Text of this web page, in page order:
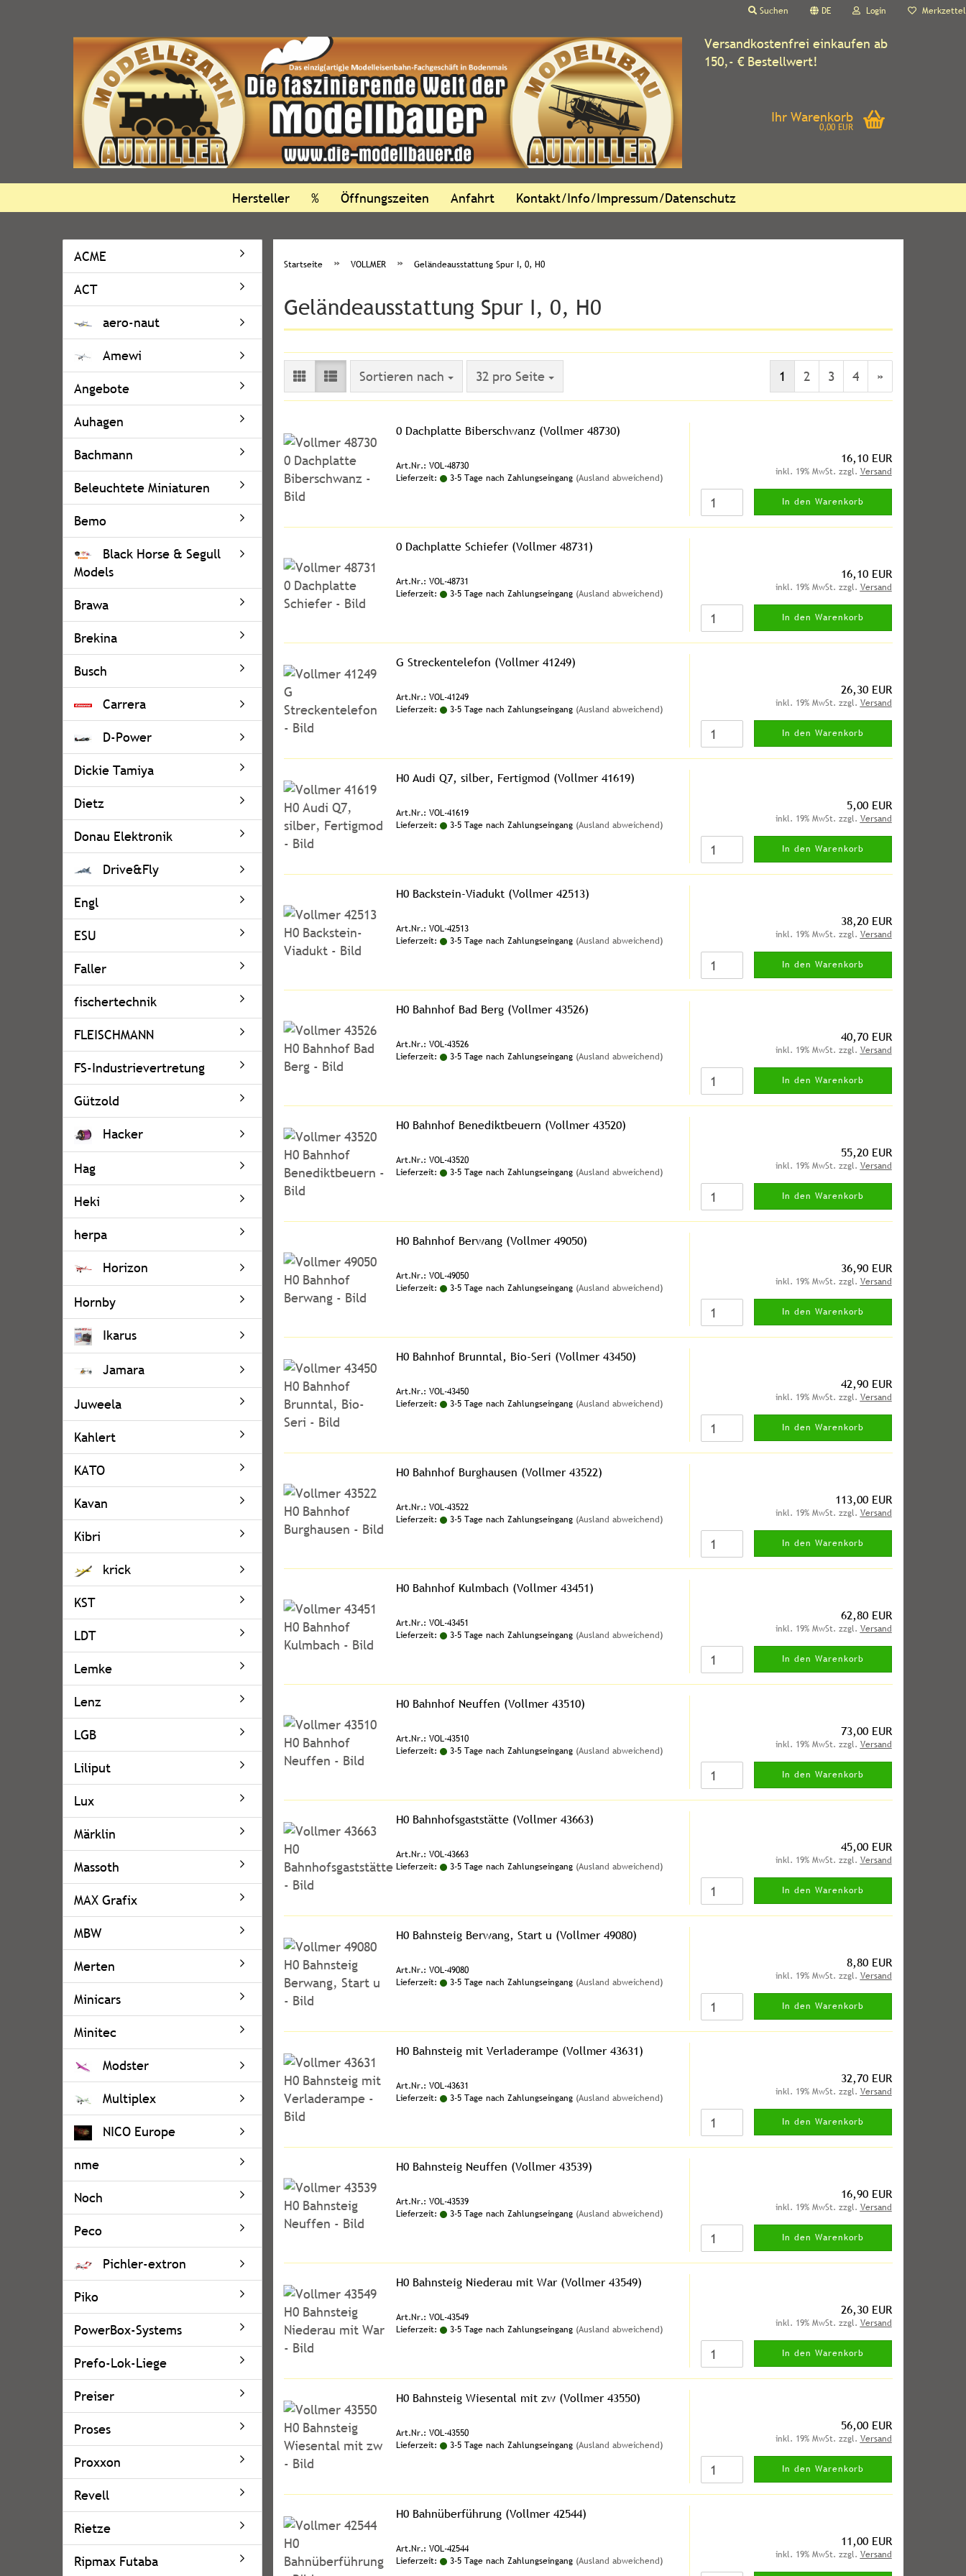
Suchen DE Login Merkzettel
Versandkostenfrei einkaufen ab
150,- € Bestellwert!
Ihr Warenkorb
0,00 EUR
Hersteller % Öffnungszeiten Anfahrt Kontakt/Info/Impressum/Datenschutz
Startseite » VOLLMER » Geländeausstattung Spur I, 0, H0
Geländeausstattung Spur I, 0, H0
Sortieren nach
Sortieren nach 32 pro Seite
pro Seite 1 2 3 4 »
0 Dachplatte Biberschwanz (Vollmer 48730)
Art.Nr.: VOL-48730
Lieferzeit:
3-5 Tage nach Zahlungseingang (Ausland abweichend)
16,10 EUR
inkl. 19% MwSt. zzgl. Versand
In den Warenkorb
0 Dachplatte Schiefer (Vollmer 48731)
Art.Nr.: VOL-48731
Lieferzeit:
3-5 Tage nach Zahlungseingang (Ausland abweichend)
16,10 EUR
inkl. 19% MwSt. zzgl. Versand
In den Warenkorb
G Streckentelefon (Vollmer 41249)
Art.Nr.: VOL-41249
Lieferzeit:
3-5 Tage nach Zahlungseingang (Ausland abweichend)
26,30 EUR
inkl. 19% MwSt. zzgl. Versand
In den Warenkorb
H0 Audi Q7, silber, Fertigmod (Vollmer 41619)
Art.Nr.: VOL-41619
Lieferzeit:
3-5 Tage nach Zahlungseingang (Ausland abweichend)
5,00 EUR
inkl. 19% MwSt. zzgl. Versand
In den Warenkorb
H0 Backstein-Viadukt (Vollmer 42513)
Art.Nr.: VOL-42513
Lieferzeit:
3-5 Tage nach Zahlungseingang (Ausland abweichend)
38,20 EUR
inkl. 19% MwSt. zzgl. Versand
In den Warenkorb
H0 Bahnhof Bad Berg (Vollmer 43526)
Art.Nr.: VOL-43526
Lieferzeit:
3-5 Tage nach Zahlungseingang (Ausland abweichend)
40,70 EUR
inkl. 19% MwSt. zzgl. Versand
In den Warenkorb
H0 Bahnhof Benediktbeuern (Vollmer 43520)
Art.Nr.: VOL-43520
Lieferzeit:
3-5 Tage nach Zahlungseingang (Ausland abweichend)
55,20 EUR
inkl. 19% MwSt. zzgl. Versand
In den Warenkorb
H0 Bahnhof Berwang (Vollmer 49050)
Art.Nr.: VOL-49050
Lieferzeit:
3-5 Tage nach Zahlungseingang (Ausland abweichend)
36,90 EUR
inkl. 19% MwSt. zzgl. Versand
In den Warenkorb
H0 Bahnhof Brunntal, Bio-Seri (Vollmer 43450)
Art.Nr.: VOL-43450
Lieferzeit:
3-5 Tage nach Zahlungseingang (Ausland abweichend)
42,90 EUR
inkl. 19% MwSt. zzgl. Versand
In den Warenkorb
H0 Bahnhof Burghausen (Vollmer 43522)
Art.Nr.: VOL-43522
Lieferzeit:
3-5 Tage nach Zahlungseingang (Ausland abweichend)
113,00 EUR
inkl. 19% MwSt. zzgl. Versand
In den Warenkorb
H0 Bahnhof Kulmbach (Vollmer 43451)
Art.Nr.: VOL-43451
Lieferzeit:
3-5 Tage nach Zahlungseingang (Ausland abweichend)
62,80 EUR
inkl. 19% MwSt. zzgl. Versand
In den Warenkorb
H0 Bahnhof Neuffen (Vollmer 43510)
Art.Nr.: VOL-43510
Lieferzeit:
3-5 Tage nach Zahlungseingang (Ausland abweichend)
73,00 EUR
inkl. 19% MwSt. zzgl. Versand
In den Warenkorb
H0 Bahnhofsgaststätte (Vollmer 43663)
Art.Nr.: VOL-43663
Lieferzeit:
3-5 Tage nach Zahlungseingang (Ausland abweichend)
45,00 EUR
inkl. 19% MwSt. zzgl. Versand
In den Warenkorb
H0 Bahnsteig Berwang, Start u (Vollmer 49080)
Art.Nr.: VOL-49080
Lieferzeit:
3-5 Tage nach Zahlungseingang (Ausland abweichend)
8,80 EUR
inkl. 19% MwSt. zzgl. Versand
In den Warenkorb
H0 Bahnsteig mit Verladerampe (Vollmer 43631)
Art.Nr.: VOL-43631
Lieferzeit:
3-5 Tage nach Zahlungseingang (Ausland abweichend)
32,70 EUR
inkl. 19% MwSt. zzgl. Versand
In den Warenkorb
H0 Bahnsteig Neuffen (Vollmer 43539)
Art.Nr.: VOL-43539
Lieferzeit:
3-5 Tage nach Zahlungseingang (Ausland abweichend)
16,90 EUR
inkl. 19% MwSt. zzgl. Versand
In den Warenkorb
H0 Bahnsteig Niederau mit War (Vollmer 43549)
Art.Nr.: VOL-43549
Lieferzeit:
3-5 Tage nach Zahlungseingang (Ausland abweichend)
26,30 EUR
inkl. 19% MwSt. zzgl. Versand
In den Warenkorb
H0 Bahnsteig Wiesental mit zw (Vollmer 43550)
Art.Nr.: VOL-43550
Lieferzeit:
3-5 Tage nach Zahlungseingang (Ausland abweichend)
56,00 EUR
inkl. 19% MwSt. zzgl. Versand
In den Warenkorb
H0 Bahnüberführung (Vollmer 42544)
Art.Nr.: VOL-42544
Lieferzeit:
3-5 Tage nach Zahlungseingang (Ausland abweichend)
11,00 EUR
inkl. 19% MwSt. zzgl. Versand
ACME
ACT
aero-naut
Amewi
Angebote
Auhagen
Bachmann
Beleuchtete Miniaturen
Bemo
Black Horse & Segull
Models
Brawa
Brekina
Busch
Carrera
D-Power
Dickie Tamiya
Dietz
Donau Elektronik
Drive&Fly
Engl
ESU
Faller
fischertechnik
FLEISCHMANN
FS-Industrievertretung
Gützold
Hacker
Hag
Heki
herpa
Horizon
Hornby
Ikarus
Jamara
Juweela
Kahlert
KATO
Kavan
Kibri
krick
KST
LDT
Lemke
Lenz
LGB
Liliput
Lux
Märklin
Massoth
MAX Grafix
MBW
Merten
Minicars
Minitec
Modster
Multiplex
NICO Europe
nme
Noch
Peco
Pichler-extron
Piko
PowerBox-Systems
Prefo-Lok-Liege
Preiser
Proses
Proxxon
Revell
Rietze
Ripmax Futaba